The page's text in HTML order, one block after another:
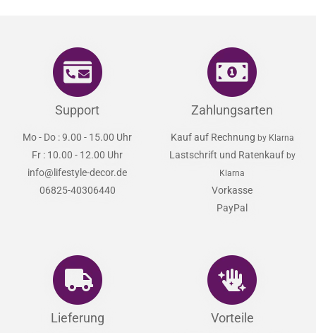
Support
Mo - Do : 9.00 - 15.00 Uhr
Fr : 10.00 - 12.00 Uhr
info@lifestyle-decor.de
06825-40306440
Zahlungsarten
Kauf auf Rechnung by Klarna
Lastschrift und Ratenkauf by
Klarna
Vorkasse
PayPal
Lieferung Vorteile